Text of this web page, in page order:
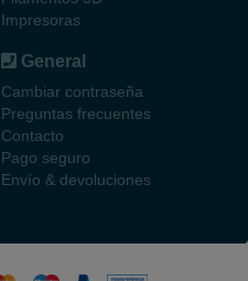
Impresoras
General
Cambiar contraseña
Preguntas frecuentes
Contacto
Pago seguro
Envío & devoluciones